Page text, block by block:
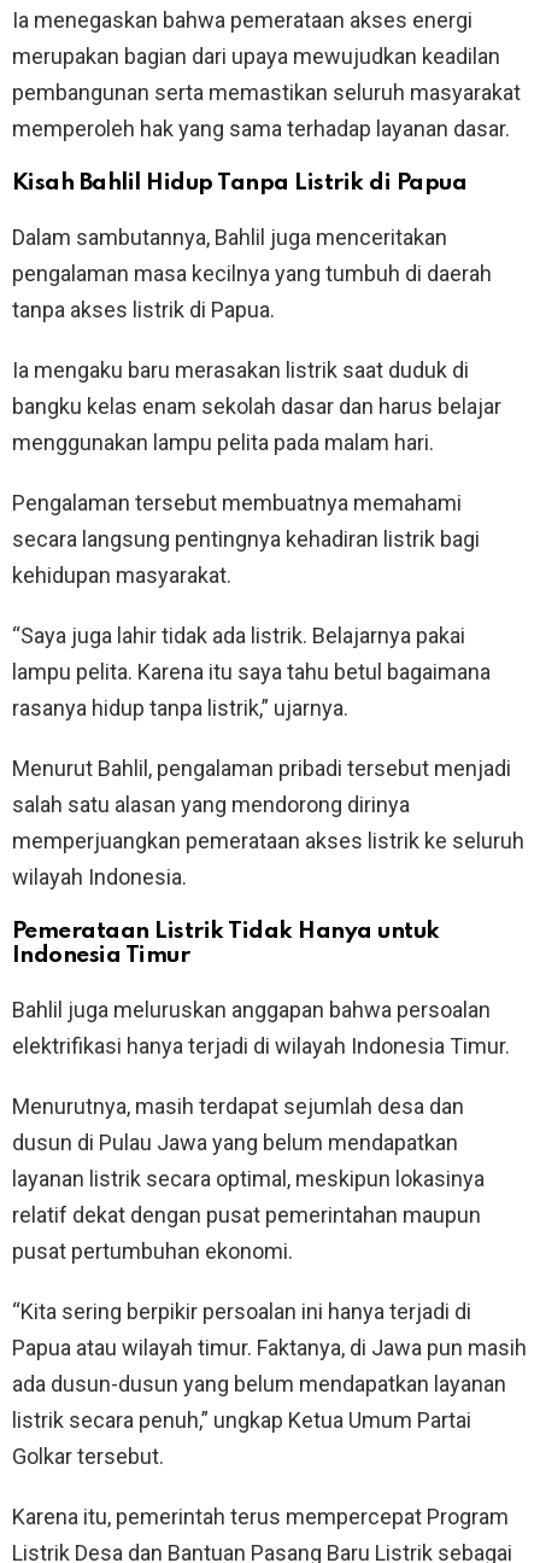
Ia menegaskan bahwa pemerataan akses energi
merupakan bagian dari upaya mewujudkan keadilan
pembangunan serta memastikan seluruh masyarakat
memperoleh hak yang sama terhadap layanan dasar.
Kisah Bahlil Hidup Tanpa Listrik di Papua
Dalam sambutannya, Bahlil juga menceritakan
pengalaman masa kecilnya yang tumbuh di daerah
tanpa akses listrik di Papua.
Ia mengaku baru merasakan listrik saat duduk di
bangku kelas enam sekolah dasar dan harus belajar
menggunakan lampu pelita pada malam hari.
Pengalaman tersebut membuatnya memahami
secara langsung pentingnya kehadiran listrik bagi
kehidupan masyarakat.
“Saya juga lahir tidak ada listrik. Belajarnya pakai
lampu pelita. Karena itu saya tahu betul bagaimana
rasanya hidup tanpa listrik,” ujarnya.
Menurut Bahlil, pengalaman pribadi tersebut menjadi
salah satu alasan yang mendorong dirinya
memperjuangkan pemerataan akses listrik ke seluruh
wilayah Indonesia.
Pemerataan Listrik Tidak Hanya untuk
Indonesia Timur
Bahlil juga meluruskan anggapan bahwa persoalan
elektrifikasi hanya terjadi di wilayah Indonesia Timur.
Menurutnya, masih terdapat sejumlah desa dan
dusun di Pulau Jawa yang belum mendapatkan
layanan listrik secara optimal, meskipun lokasinya
relatif dekat dengan pusat pemerintahan maupun
pusat pertumbuhan ekonomi.
“Kita sering berpikir persoalan ini hanya terjadi di
Papua atau wilayah timur. Faktanya, di Jawa pun masih
ada dusun-dusun yang belum mendapatkan layanan
listrik secara penuh,” ungkap Ketua Umum Partai
Golkar tersebut.
Karena itu, pemerintah terus mempercepat Program
Listrik Desa dan Bantuan Pasang Baru Listrik sebagai